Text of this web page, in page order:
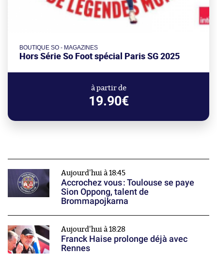
BOUTIQUE SO - MAGAZINES
Hors Série So Foot spécial Paris SG 2025
à partir de
19.90€
Aujourd'hui à 18:45
Accrochez vous : Toulouse se paye
Sion Oppong, talent de
Brommapojkarna
Aujourd'hui à 18:28
Franck Haise prolonge déjà avec
Rennes